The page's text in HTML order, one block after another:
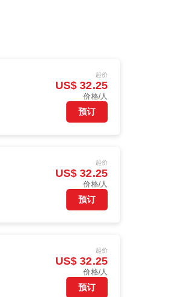
起价
US$ 32.25
价格/人
预订
起价
US$ 32.25
价格/人
预订
起价
US$ 32.25
价格/人
预订